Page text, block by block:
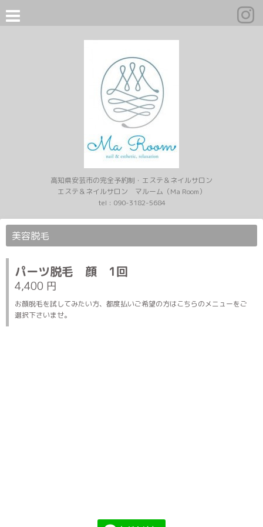
高知県安芸市の完全予約制・エステ＆ネイルサロン
エステ＆ネイルサロン マルーム（Ma Room）
tel : 090-3182-5684
美容脱毛
パーツ脱毛 顔 1回
4,400 円
お顔脱毛を試してみたい方、都度払いご希望の方はこちらのメニューをご
選択下さいませ。